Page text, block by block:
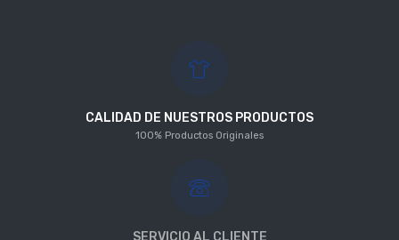
CALIDAD DE NUESTROS PRODUCTOS
100% Productos Originales
SERVICIO AL CLIENTE